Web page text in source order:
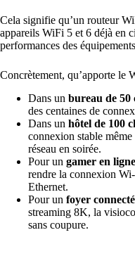
Cela signifie qu’un routeur
appareils WiFi 5 et 6 déjà en
performances des
Concrètement, qu’apporte le
Dans un bureau de 50
des centaines de
Dans un hôtel de 100
connexion stable
réseau en soirée.
Pour un gamer en ligne
rendre la connexion
Ethernet.
Pour un foyer connecté
streaming 8K, la
sans coupure.